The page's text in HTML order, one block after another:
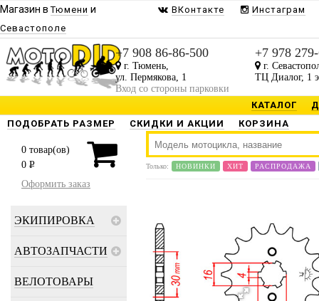
Магазин вТюмени и
Севастополе
ВКонтакте Инстаграм
+7 908 86-86-500
г. Тюмень,
ул. Пермякова, 1
Вход со стороны парковки
+7 978
г.
ТЦ Диалог, 1
КАТАЛОГ
ПОДОБРАТЬ РАЗМЕР
СКИДКИ И АКЦИИ КОРЗИНА
0 товар(ов)
0 P
Оформить заказ
ЭКИПИРОВКА
АВТОЗАПЧАСТИ
ВЕЛОТОВАРЫ
Только: НОВИНКИ ХИТ РАСПРОДАЖА